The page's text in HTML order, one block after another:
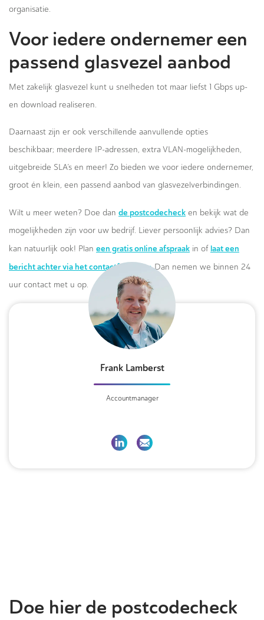
organisatie.
Voor iedere ondernemer een
passend glasvezel aanbod
Met zakelijk glasvezel kunt u snelheden tot maar liefst 1 Gbps up-
en download realiseren.
Daarnaast zijn er ook verschillende aanvullende opties
beschikbaar; meerdere IP-adressen, extra VLAN-mogelijkheden,
uitgebreide SLA’s en meer! Zo bieden we voor iedere ondernemer,
groot én klein, een passend aanbod van glasvezelverbindingen.
Wilt u meer weten? Doe dan de postcodecheck en bekijk wat de
mogelijkheden zijn voor uw bedrijf. Liever persoonlijk advies? Dan
kan natuurlijk ook! Plan een gratis online afspraak in of laat een
bericht achter via het contactformulier.Dan nemen we binnen 24
uur contact met u op.
Frank Lamberst
Accountmanager
Doe hier de postcodecheck